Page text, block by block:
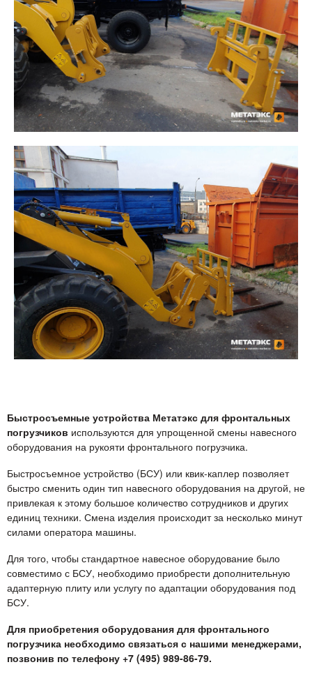
Быстросъемные устройства Метатэкс для фронтальных
погрузчиков используются для упрощенной смены навесного
оборудования на рукояти фронтального погрузчика.
Быстросъемное устройство (БСУ) или квик-каплер позволяет
быстро сменить один тип навесного оборудования на другой, не
привлекая к этому большое количество сотрудников и других
единиц техники. Смена изделия происходит за несколько минут
силами оператора машины.
Для того, чтобы стандартное навесное оборудование было
совместимо с БСУ, необходимо приобрести дополнительную
адаптерную плиту или услугу по адаптации оборудования под
БСУ.
Для приобретения оборудования для фронтального
погрузчика необходимо связаться с нашими менеджерами,
позвонив по телефону +7 (495) 989-86-79.